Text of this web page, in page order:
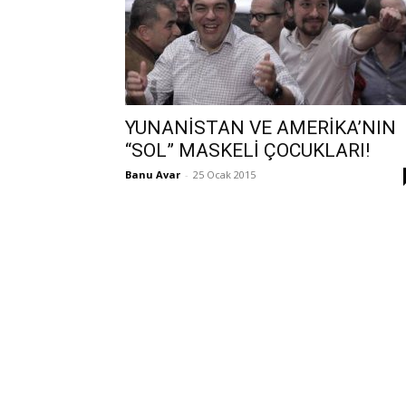
YUNANİSTAN VE AMERİKA’NIN
“SOL” MASKELİ ÇOCUKLARI!
Banu Avar - 25 Ocak 2015